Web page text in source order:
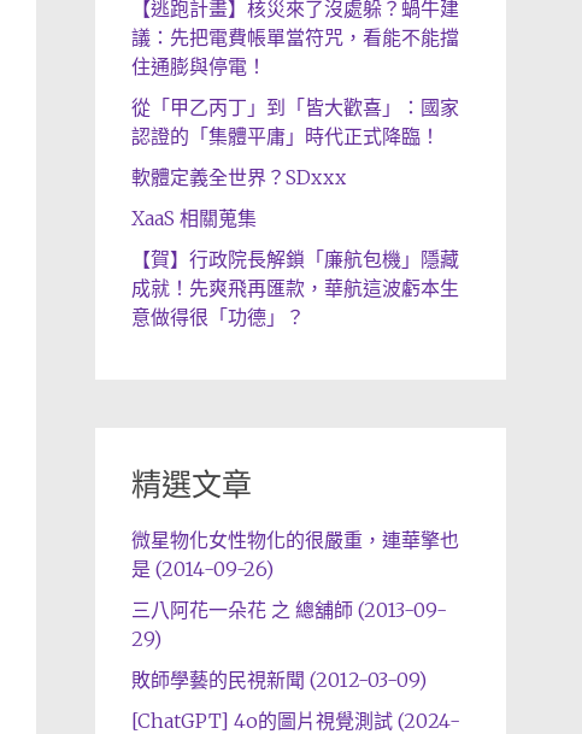
【逃跑計畫】核災來了沒處躲？蝸牛建
議：先把電費帳單當符咒，看能不能擋
住通膨與停電！
從「甲乙丙丁」到「皆大歡喜」：國家
認證的「集體平庸」時代正式降臨！
軟體定義全世界？SDxxx
XaaS 相關蒐集
【賀】行政院長解鎖「廉航包機」隱藏
成就！先爽飛再匯款，華航這波虧本生
意做得很「功德」？
精選文章
微星物化女性物化的很嚴重，連華擎也
是 (2014-09-26)
三八阿花一朵花 之 總舖師 (2013-09-
29)
敗師學藝的民視新聞 (2012-03-09)
[ChatGPT] 4o的圖片視覺測試 (2024-